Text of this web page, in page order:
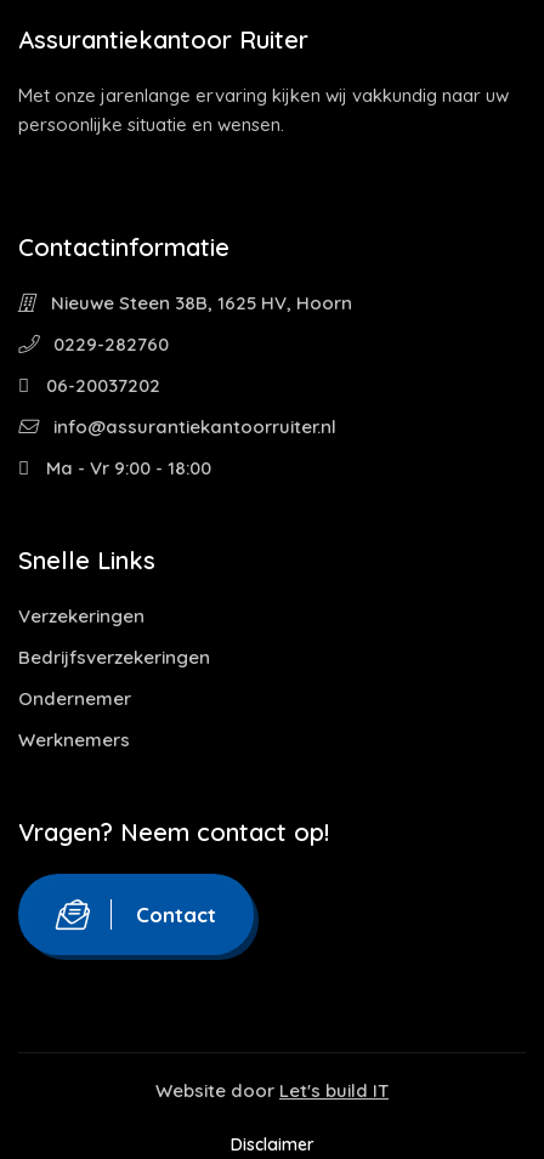
Assurantiekantoor Ruiter
Met onze jarenlange ervaring kijken wij vakkundig naar uw
persoonlijke situatie en wensen.
Contactinformatie
Nieuwe Steen 38B, 1625 HV, Hoorn
0229-282760
06-20037202
info@assurantiekantoorruiter.nl
Ma - Vr 9:00 - 18:00
Snelle Links
Verzekeringen
Bedrijfsverzekeringen
Ondernemer
Werknemers
Vragen? Neem contact op!
Contact
Website door Let's build IT
Disclaimer